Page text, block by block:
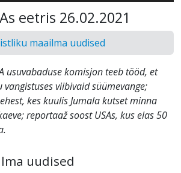
eetris 26.02.2021
maailma uudised
usuvabaduse komisjon teeb tööd, et
viibivaid süümevange;
kes kuulis Jumala kutset minna
reportaaž soost USAs, kus elas 50
uudised